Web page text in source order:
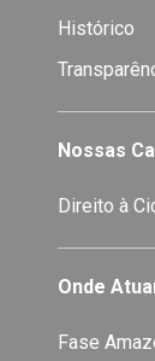
Histórico
Nossas
Direito à
Onde
Fase